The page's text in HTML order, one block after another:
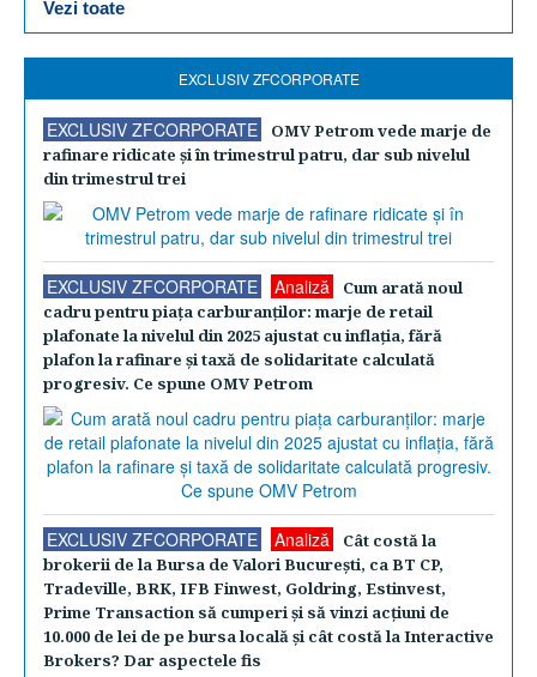
Vezi toate
EXCLUSIV ZFCORPORATE
EXCLUSIV ZFCORPORATE
OMV Petrom vede marje de
rafinare ridicate şi în trimestrul patru, dar sub nivelul
din trimestrul trei
EXCLUSIV ZFCORPORATE Analiză
Cum arată noul
cadru pentru piaţa carburanţilor: marje de retail
plafonate la nivelul din 2025 ajustat cu inflaţia, fără
plafon la rafinare şi taxă de solidaritate calculată
progresiv. Ce spune OMV Petrom
EXCLUSIV ZFCORPORATE Analiză
Cât costă la
brokerii de la Bursa de Valori Bucureşti, ca BT CP,
Tradeville, BRK, IFB Finwest, Goldring, Estinvest,
Prime Transaction să cumperi şi să vinzi acţiuni de
10.000 de lei de pe bursa locală şi cât costă la Interactive
Brokers? Dar aspectele fis